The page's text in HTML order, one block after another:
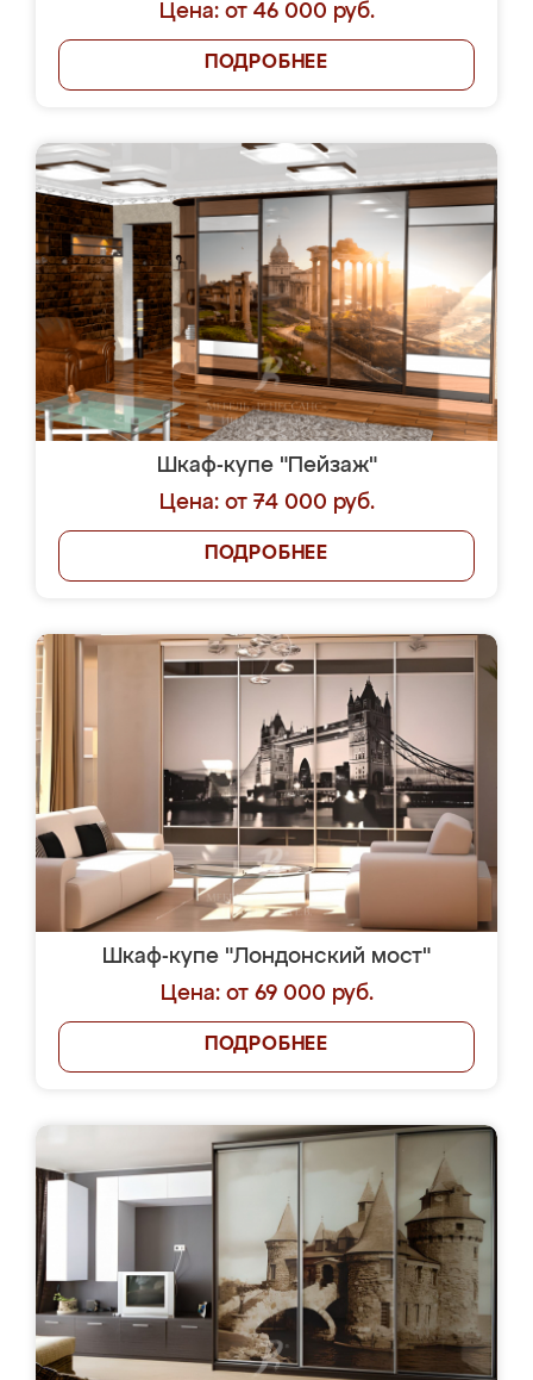
Цена: от 46 000 руб.
ПОДРОБНЕЕ
Шкаф-купе "Пейзаж"
Цена: от 74 000 руб.
ПОДРОБНЕЕ
Шкаф-купе "Лондонский мост"
Цена: от 69 000 руб.
ПОДРОБНЕЕ